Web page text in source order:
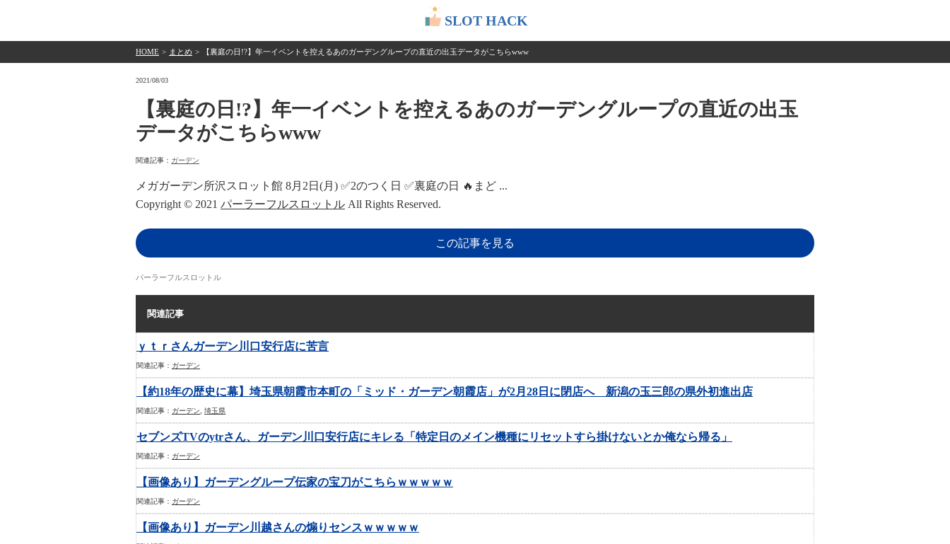
SLOT HACK
HOME > まとめ > 【裏庭の日!?】年一イベントを控えるあのガーデングループの直近の出玉データがこちらwww
2021/08/03
【裏庭の日!?】年一イベントを控えるあのガーデングループの直近の出玉
データがこちらwww
関連記事： ガーデン
メガガーデン所沢スロット館 8月2日(月) ✅2のつく日 ✅裏庭の日 🔥まど ...
Copyright © 2021 パーラーフルスロットル All Rights Reserved.
この記事を見る
パーラーフルスロットル
関連記事
ｙｔｒさんガーデン川口安行店に苦言
関連記事： ガーデン
【約18年の歴史に幕】埼玉県朝霞市本町の「ミッド・ガーデン朝霞店」が2月28日に閉店へ 新潟の玉三郎の県外初進出店
関連記事： ガーデン 埼玉県
セブンズTVのytrさん、ガーデン川口安行店にキレる「特定日のメイン機種にリセットすら掛けないとか俺なら帰る」
関連記事： ガーデン
【画像あり】ガーデングループ伝家の宝刀がこちらｗｗｗｗｗ
関連記事： ガーデン
【画像あり】ガーデン川越さんの煽りセンスｗｗｗｗｗ